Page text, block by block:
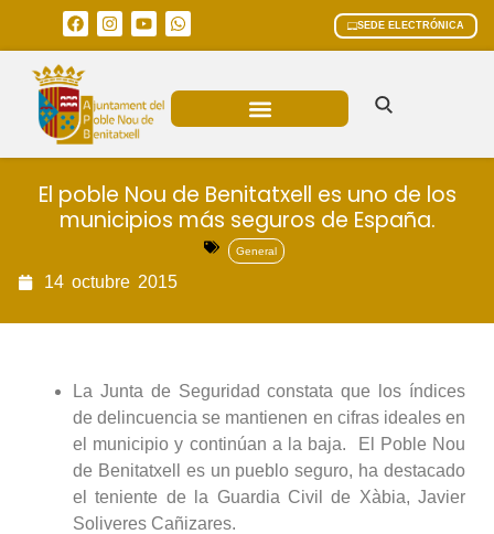
SEDE ELECTRÓNICA
El poble Nou de Benitatxell es uno de los
municipios más seguros de España.
General
14 octubre 2015
La Junta de Seguridad constata que los índices
de delincuencia se mantienen en cifras ideales en
el municipio y continúan a la baja. El Poble Nou
de Benitatxell es un pueblo seguro, ha destacado
el teniente de la Guardia Civil de Xàbia, Javier
Soliveres Cañizares.